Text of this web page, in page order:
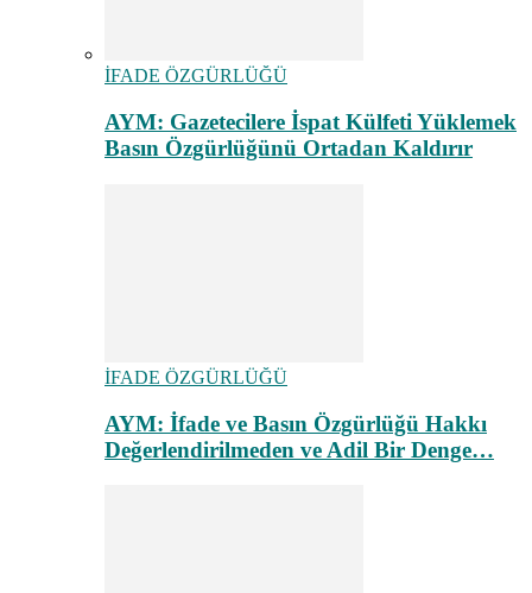
İFADE ÖZGÜRLÜĞÜ
AYM: Gazetecilere İspat Külfeti Yüklemek
Basın Özgürlüğünü Ortadan Kaldırır
İFADE ÖZGÜRLÜĞÜ
AYM: İfade ve Basın Özgürlüğü Hakkı
Değerlendirilmeden ve Adil Bir Denge…